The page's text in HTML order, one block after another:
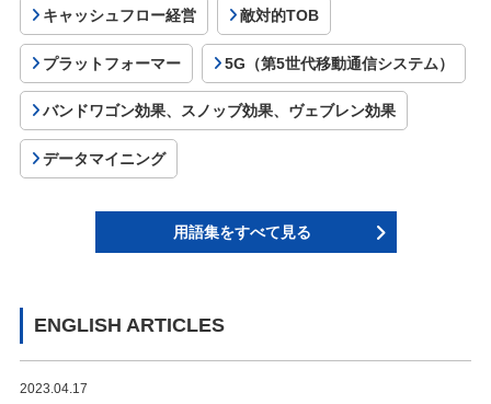
キャッシュフロー経営 敵対的TOB
プラットフォーマー 5G（第5世代移動通信システム）
バンドワゴン効果、スノッブ効果、ヴェブレン効果
データマイニング
用語集をすべて見る
ENGLISH ARTICLES
2023.04.17